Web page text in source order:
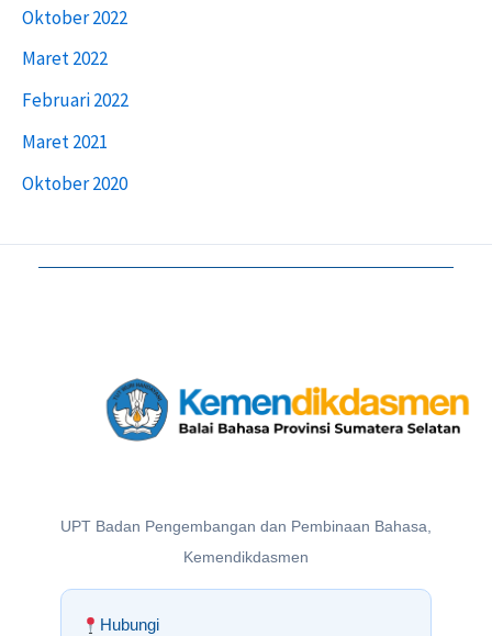
Oktober 2022
Maret 2022
Februari 2022
Maret 2021
Oktober 2020
UPT Badan Pengembangan dan Pembinaan Bahasa,
Kemendikdasmen
Hubungi